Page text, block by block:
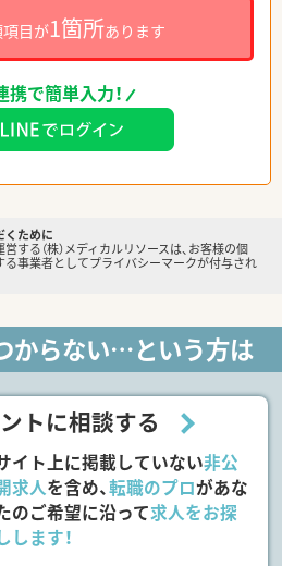
目が1箇所あります
携で簡単入力！
くために
する（株）メディカルリソースは、お客様の個
る事業者としてプライバシーマークが付与され
からない…という方は
トに相談する
イト上に掲載していない非公
求人を含め、転職のプロがあな
のご希望に沿って求人をお探
します！